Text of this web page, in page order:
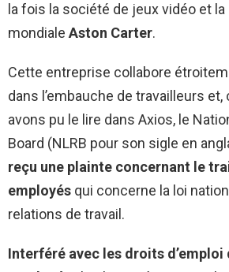
la fois la société de jeux vidéo et
mondiale Aston Carter.
Cette entreprise collabore
dans l’embauche de travailleurs
avons pu le lire dans Axios, le
Board (NLRB pour son sigle en
reçu une plainte concernant le
employés qui concerne la loi
relations de travail.
Interféré avec les droits d’emploi